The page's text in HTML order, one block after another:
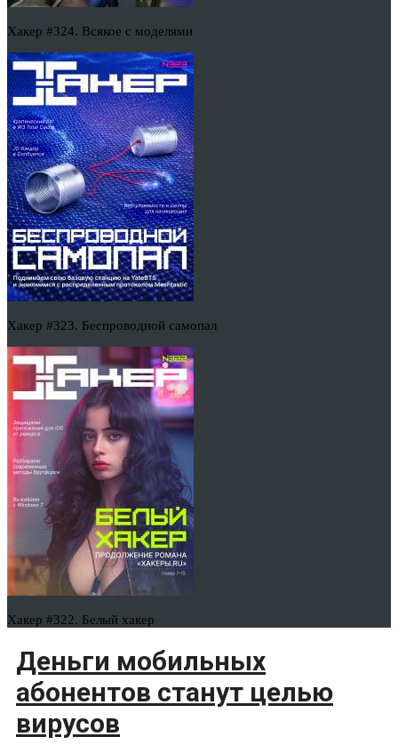
Хакер #324. Всякое с моделями
Хакер #323. Беспроводной самопал
Хакер #322. Белый хакер
Деньги мобильных
абонентов станут целью
вирусов